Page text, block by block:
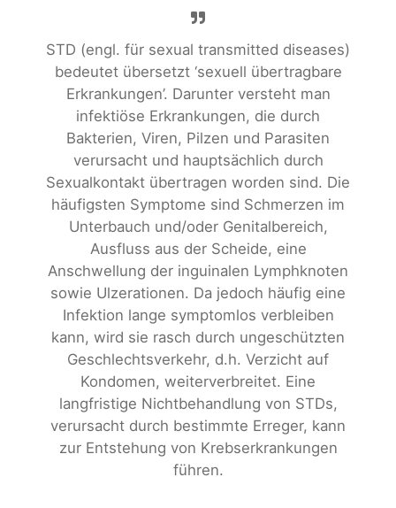
STD (engl. für sexual transmitted diseases)
bedeutet übersetzt ‘sexuell übertragbare
Erkrankungen’. Darunter versteht man
infektiöse Erkrankungen, die durch
Bakterien, Viren, Pilzen und Parasiten
verursacht und hauptsächlich durch
Sexualkontakt übertragen worden sind. Die
häufigsten Symptome sind Schmerzen im
Unterbauch und/oder Genitalbereich,
Ausfluss aus der Scheide, eine
Anschwellung der inguinalen Lymphknoten
sowie Ulzerationen. Da jedoch häufig eine
Infektion lange symptomlos verbleiben
kann, wird sie rasch durch ungeschützten
Geschlechtsverkehr, d.h. Verzicht auf
Kondomen, weiterverbreitet. Eine
langfristige Nichtbehandlung von STDs,
verursacht durch bestimmte Erreger, kann
zur Entstehung von Krebserkrankungen
führen.